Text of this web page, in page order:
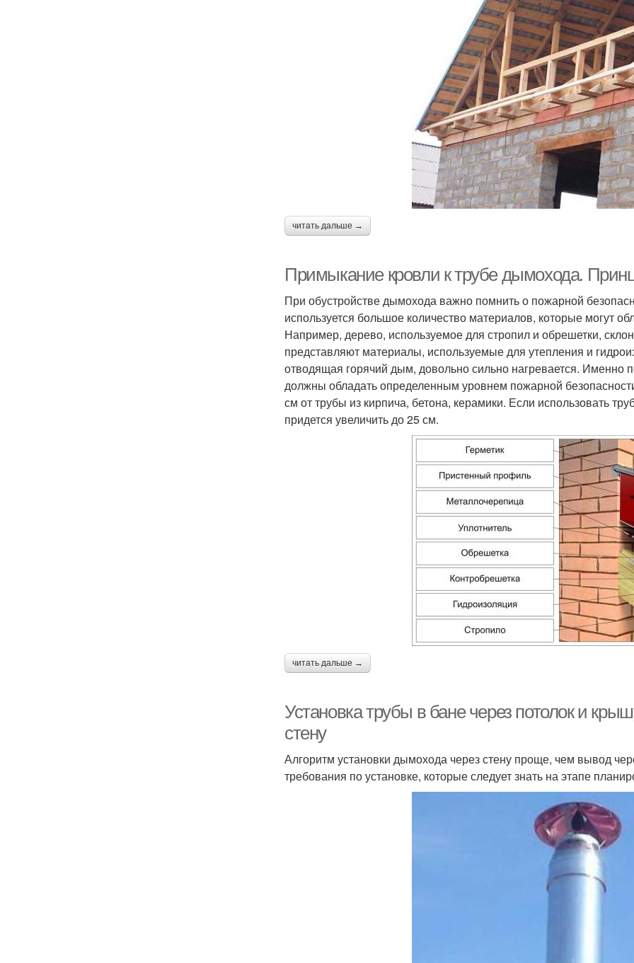
читать дальше →
Примыкание кровли к трубе дымохода.
При обустройстве дымохода важно помнить о пожарной
используется большое количество материалов, которые могут
Например, дерево, используемое для стропил и обрешетки,
представляют материалы, используемые для утепления и
отводящая горячий дым, довольно сильно нагревается. Именно
должны обладать определенным уровнем пожарной
см от трубы из кирпича, бетона, керамики. Если использовать
придется увеличить до 25 см.
читать дальше →
Установка трубы в бане через потолок и
стену
Алгоритм установки дымохода через стену проще, чем вывод
требования по установке, которые следует знать на этапе